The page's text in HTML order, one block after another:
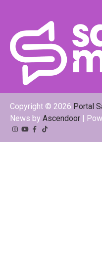
Copyright © 2026 Portal
News by Ascendoor |
Instagram
YouTube
Facebook
Tiktok